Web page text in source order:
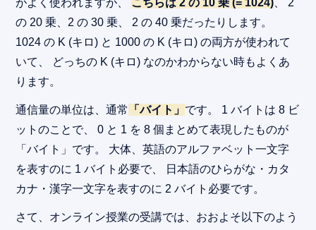
がよく使われますが、 こちらは 2 の 10 乗 (= 1024) 、 2
の 20 乗、2 の 30 乗、 2 の 40 乗だったりします。
1024 の K (キロ) と 1000 の K (キロ) の両方が使われて
いて、 どっちの K (キロ) なのかわからない時もよくあ
ります。
通信量の単位は、通常 「バイト」 です。 1 バイトは 8 ビ
ットのことで、 0 と 1 を 8 個まとめて表現したものが
「バイト」です。 大体、英語のアルファベット一文字
を表すのに 1 バイト必要で、 日本語のひらがな・カタ
カナ・漢字一文字を表すのに 2 バイト必要です。
さて、オンライン授業の受講では、おおよそ以下のよう